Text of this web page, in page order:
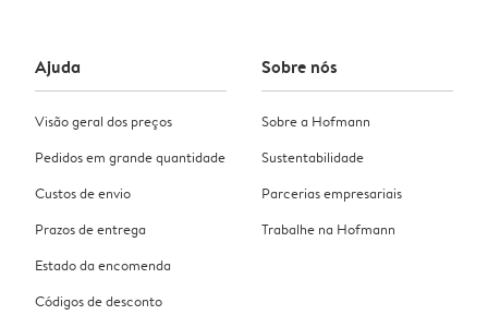
Ajuda
Visão geral dos preços
Pedidos em grande quantidade
Custos de envio
Prazos de entrega
Estado da encomenda
Códigos de desconto
Sobre nós
Sobre a Hofmann
Sustentabilidade
Parcerias empresariais
Trabalhe na Hofmann